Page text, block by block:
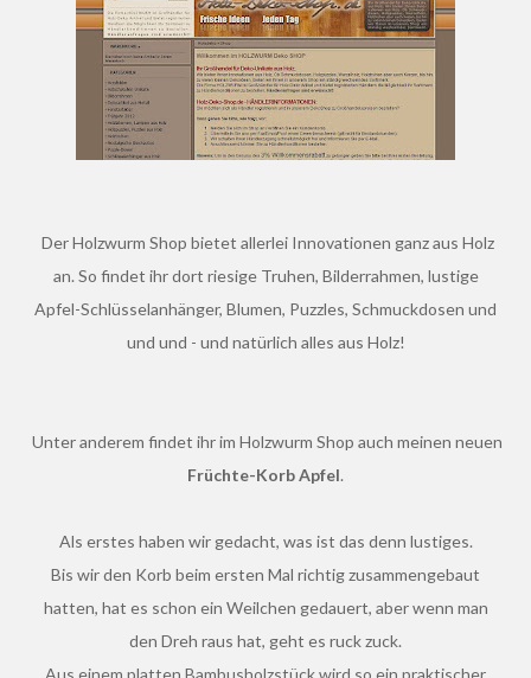
Der Holzwurm Shop bietet allerlei Innovationen ganz aus Holz
an. So findet ihr dort riesige Truhen, Bilderrahmen, lustige
Apfel-Schlüsselanhänger, Blumen, Puzzles, Schmuckdosen und
und und - und natürlich alles aus Holz!
Unter anderem findet ihr im Holzwurm Shop auch meinen neuen
Früchte-Korb Apfel.
Als erstes haben wir gedacht, was ist das denn lustiges.
Bis wir den Korb beim ersten Mal richtig zusammengebaut
hatten, hat es schon ein Weilchen gedauert, aber wenn man
den Dreh raus hat, geht es ruck zuck.
Aus einem platten Bambusholzstück wird so ein praktischer